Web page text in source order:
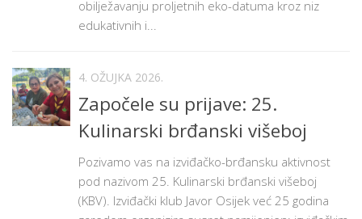
obilježavanju proljetnih eko-datuma kroz niz
edukativnih i...
4. OŽUJKA 2026.
Započele su prijave: 25.
Kulinarski brđanski višeboj
Pozivamo vas na izviđačko-brđansku aktivnost
pod nazivom 25. Kulinarski brđanski višeboj
(KBV). Izviđački klub Javor Osijek već 25 godina